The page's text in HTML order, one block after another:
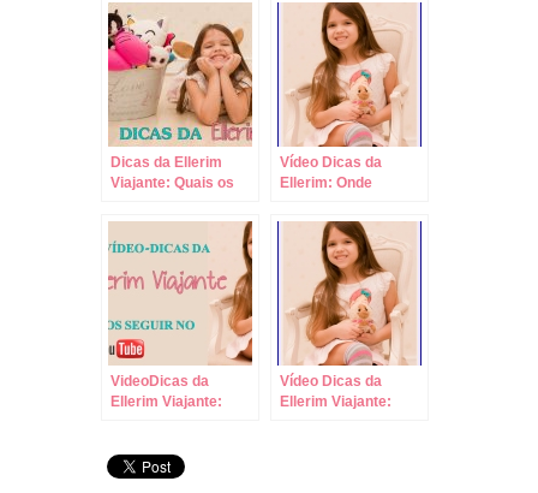
Dicas da Ellerim
Viajante: Quais os
Dicas para
Iniciantes!
Vídeo Dicas da
Ellerim: Onde
para os Parques?
VideoDicas da
Ellerim Viajante:
para Viagens de
Carro!
Vídeo Dicas da
Ellerim Viajante: